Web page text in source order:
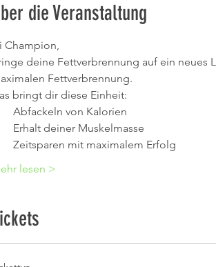
die Veranstaltung
Champion,
deine Fettverbrennung auf ein neues
Fettverbrennung.
bringt dir diese Einheit:
Abfackeln von Kalorien
Erhalt deiner Muskelmasse
Zeitsparen mit maximalem Erfolg
lesen >